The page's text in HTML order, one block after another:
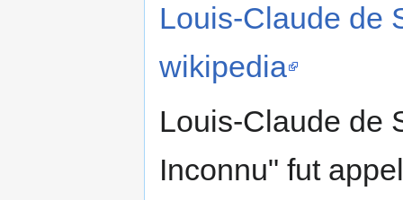
Louis-Claude de
wikipedia
Louis-Claude de
Inconnu" fut